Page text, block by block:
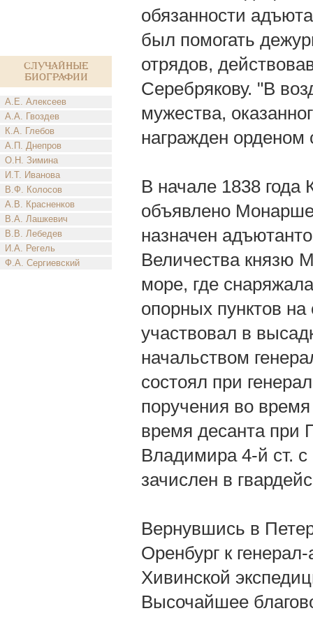
Случайные
биографии
А.Е. Алексеев
А.А. Гвоздев
К.А. Глебов
А.П. Днепров
О.Н. Зимина
И.Т. Иванова
В.Ф. Колосов
А.В. Красненков
В.А. Лашкевич
В.В. Лебедев
И.А. Регель
Ф.А. Сергиевский
обязанности
был помогать
отрядов,
Серебрякову. "В
мужества,
награжден орденом
В начале 1838 года
объявлено
назначен
Величества князю
море, где
опорных пунктов
участвовал в
начальством
состоял при
поручения во
время десанта при
Владимира 4-й ст.
зачислен в
Вернувшись в
Оренбург к
Хивинской
Высочайшее